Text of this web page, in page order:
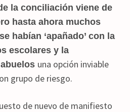
la conciliación viene de
hasta ahora muchos
habían ‘apañado’ con la
escolares y la
una opción inviable
grupo de riesgo.
de nuevo de manifiesto